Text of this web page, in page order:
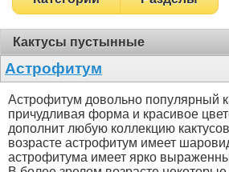
Кактусы пустынные
Астрофитум
Астрофитум довольно популярный
причудливая форма и красивое
дополнит любую коллекцию
возрасте астрофитум имеет
астрофитума имеет ярко